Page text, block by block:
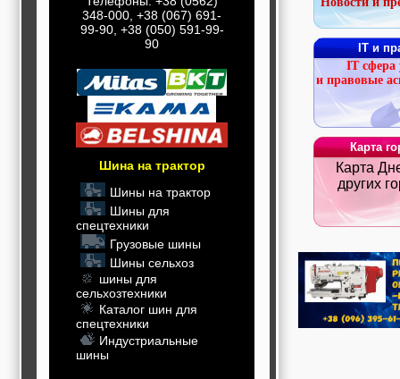
строительные и
отделочные
материалы,
машины и техника,
все для
коммуникаций
Туризм, отдых,
путешествия,
авиакомпании, ж/д
перевозки,
пансионаты, отели,
гостинницы
Трудоустройство,
кадровые агентства,
крюининг
Программирование
сайта
348-000, +38 (067) 691-
99-90, +38 (050) 591-99-
90
Шина на трактор
Шины на трактор
Шины для
спецтехники
Грузовые шины
Шины сельхоз
шины для
сельхозтехники
Каталог шин для
спецтехники
Индустриальные
шины
IT и
IT сфера
и правовые
Карта
Карта
других